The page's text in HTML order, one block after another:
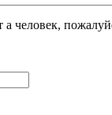
человек,